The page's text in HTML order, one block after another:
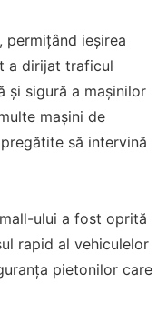
permițând ieșirea
a dirijat traficul
și sigură a mașinilor
mașini de
să intervină
ului a fost oprită
rapid al vehiculelor
pietonilor care